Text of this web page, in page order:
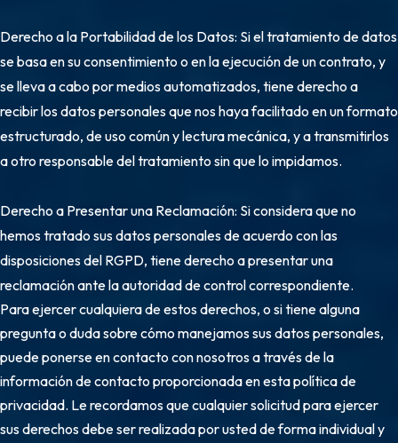
Derecho a la Portabilidad de los Datos: Si el tratamiento de datos
se basa en su consentimiento o en la ejecución de un contrato, y
se lleva a cabo por medios automatizados, tiene derecho a
recibir los datos personales que nos haya facilitado en un formato
estructurado, de uso común y lectura mecánica, y a transmitirlos
a otro responsable del tratamiento sin que lo impidamos.
Derecho a Presentar una Reclamación: Si considera que no
hemos tratado sus datos personales de acuerdo con las
disposiciones del RGPD, tiene derecho a presentar una
reclamación ante la autoridad de control correspondiente.
Para ejercer cualquiera de estos derechos, o si tiene alguna
pregunta o duda sobre cómo manejamos sus datos personales,
puede ponerse en contacto con nosotros a través de la
información de contacto proporcionada en esta política de
privacidad. Le recordamos que cualquier solicitud para ejercer
sus derechos debe ser realizada por usted de forma individual y